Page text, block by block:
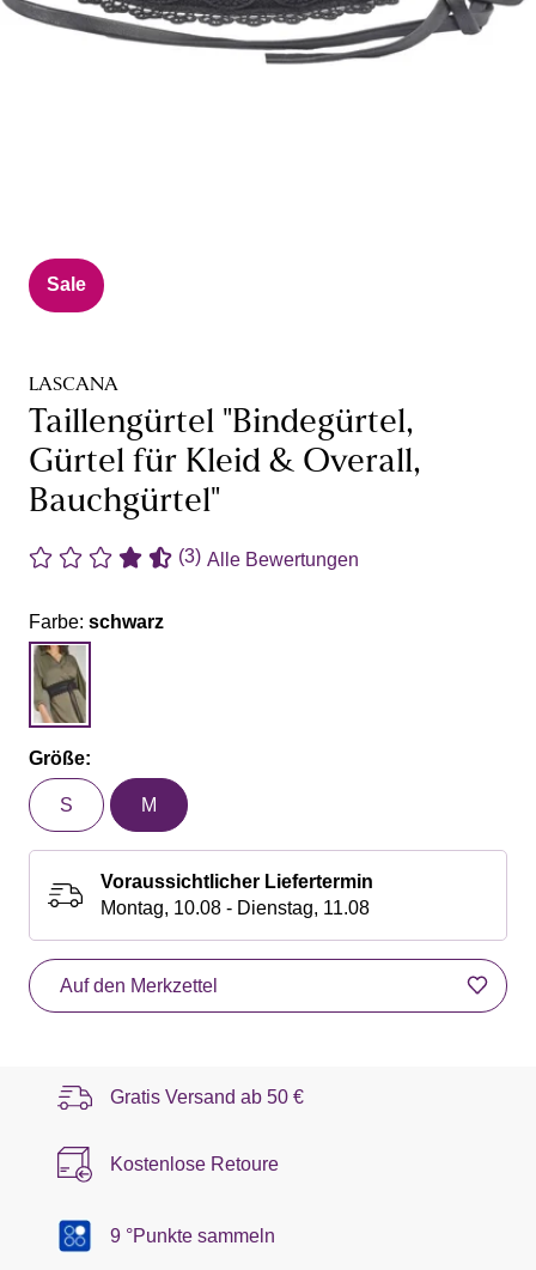
Sale
LASCANA
Taillengürtel "Bindegürtel,
Gürtel für Kleid & Overall,
Bauchgürtel"
(3) Alle Bewertungen
Farbe: schwarz
Größe:
S M
Voraussichtlicher Liefertermin
Montag, 10.08 - Dienstag, 11.08
Auf den Merkzettel
Gratis Versand ab 50 €
Kostenlose Retoure
9 °Punkte sammeln